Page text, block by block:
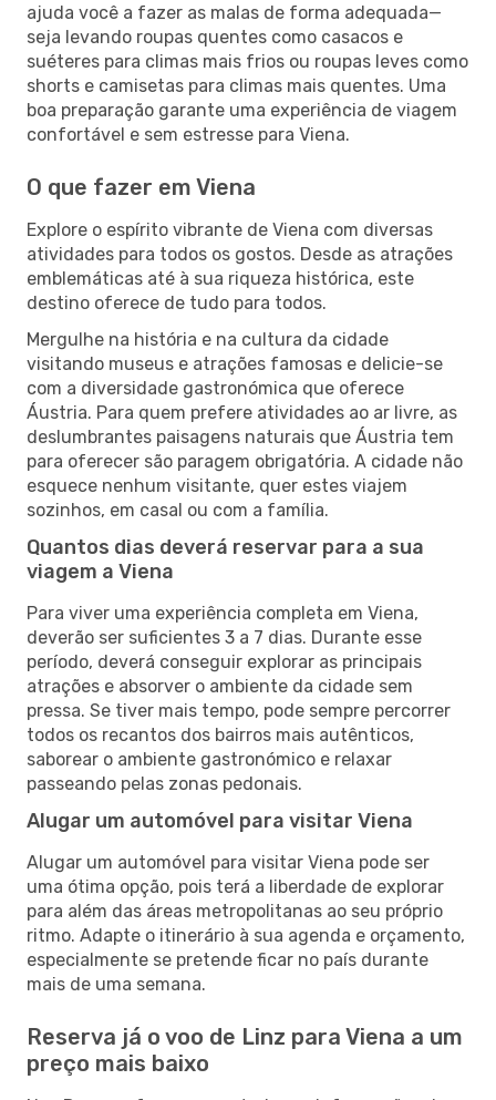
ajuda você a fazer as malas de forma adequada—
seja levando roupas quentes como casacos e
suéteres para climas mais frios ou roupas leves como
shorts e camisetas para climas mais quentes. Uma
boa preparação garante uma experiência de viagem
confortável e sem estresse para Viena.
O que fazer em Viena
Explore o espírito vibrante de Viena com diversas
atividades para todos os gostos. Desde as atrações
emblemáticas até à sua riqueza histórica, este
destino oferece de tudo para todos.
Mergulhe na história e na cultura da cidade
visitando museus e atrações famosas e delicie-se
com a diversidade gastronómica que oferece
Áustria. Para quem prefere atividades ao ar livre, as
deslumbrantes paisagens naturais que Áustria tem
para oferecer são paragem obrigatória. A cidade não
esquece nenhum visitante, quer estes viajem
sozinhos, em casal ou com a família.
Quantos dias deverá reservar para a sua
viagem a Viena
Para viver uma experiência completa em Viena,
deverão ser suficientes 3 a 7 dias. Durante esse
período, deverá conseguir explorar as principais
atrações e absorver o ambiente da cidade sem
pressa. Se tiver mais tempo, pode sempre percorrer
todos os recantos dos bairros mais autênticos,
saborear o ambiente gastronómico e relaxar
passeando pelas zonas pedonais.
Alugar um automóvel para visitar Viena
Alugar um automóvel para visitar Viena pode ser
uma ótima opção, pois terá a liberdade de explorar
para além das áreas metropolitanas ao seu próprio
ritmo. Adapte o itinerário à sua agenda e orçamento,
especialmente se pretende ficar no país durante
mais de uma semana.
Reserva já o voo de Linz para Viena a um
preço mais baixo